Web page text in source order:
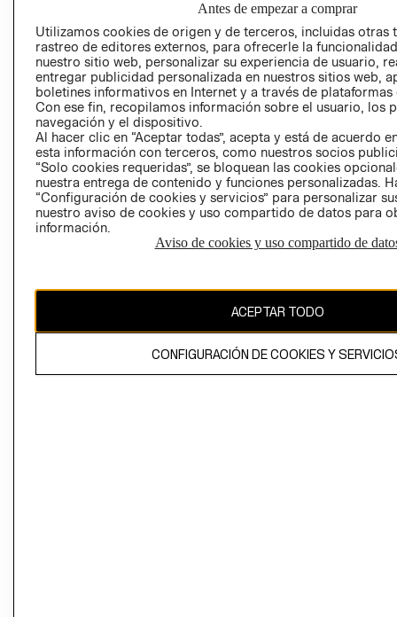
GIFT CARD
AVISO DE
Perú (S/)
CAMBIAR REGIÓN
propiedad de H&M Hennes & Mauritz AB
Antes de empezar a comprar
Utilizamos cookies de origen y de terceros, incluidas otras
rastreo de editores externos, para ofrecerle la
nuestro sitio web, personalizar su experiencia de usuario,
entregar publicidad personalizada en nuestros sitios web,
boletines informativos en Internet y a través de plataformas
Con ese fin, recopilamos información sobre el usuario, los
navegación y el dispositivo.
Al hacer clic en “Aceptar todas”, acepta y está de acuerdo
esta información con terceros, como nuestros socios
“Solo cookies requeridas”, se bloquean las cookies
nuestra entrega de contenido y funciones personalizadas.
“Configuración de cookies y servicios” para personalizar
nuestro aviso de cookies y uso compartido de datos para
información.
Aviso de cookies y uso compartido de
ACEPTAR TODO
CONFIGURACIÓN DE COOKIES Y